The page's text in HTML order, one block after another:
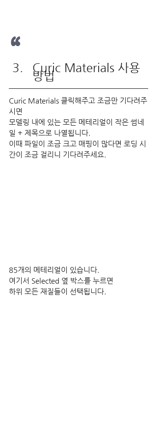
“ Curic Materials 사용
방법
Curic Materials 클릭해주고 조금만 기다려주
시면
모델링 내에 있는 모든 메테리얼이 작은 썸네
일 + 제목으로 나열됩니다.
이때 파일이 조금 크고 매핑이 많다면 로딩 시
간이 조금 걸리니 기다려주세요.
85개의 메테리얼이 있습니다.
여기서 Selected 옆 박스를 누르면
하위 모든 재질들이 선택됩니다.